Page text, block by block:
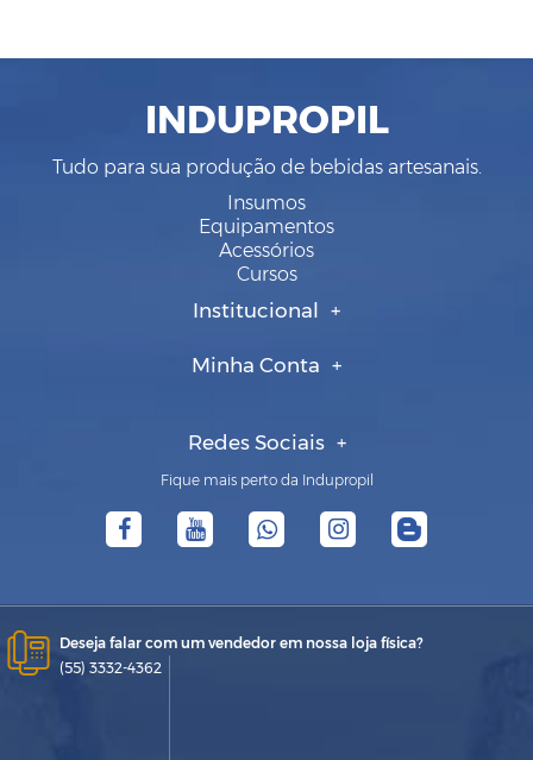
INDUPROPIL
Tudo para sua produção de bebidas artesanais.
Insumos
Equipamentos
Acessórios
Cursos
Institucional
Minha Conta
Redes Sociais
Fique mais perto da Indupropil
Deseja falar com um vendedor em nossa loja física?
(55) 3332-4362